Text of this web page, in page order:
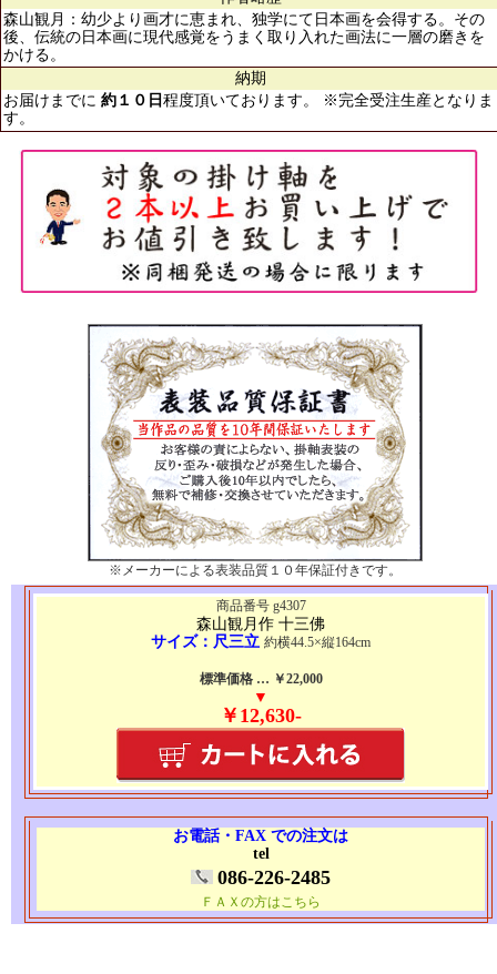
森山観月：幼少より画才に恵まれ、独学にて日本画を会得する。その
後、伝統の日本画に現代感覚をうまく取り入れた画法に一層の磨きを
かける。
納期
お届けまでに 約１０日 程度頂いております。 ※完全受注生産となりま
す。
※メーカーによる表装品質１０年保証付きです。
商品番号 g4307
森山観月作 十三佛
サイズ：尺三立 約横44.5×縦164cm
標準価格 … ￥22,000
▼
￥12,630-
お電話・FAX での注文は
tel
086-226-2485
ＦＡＸの方はこちら